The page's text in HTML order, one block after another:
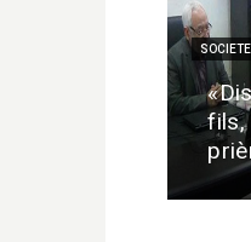
SOCIETE
fils,